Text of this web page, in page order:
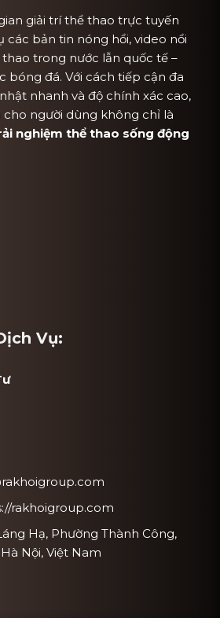
giải trí thể thao trực tuyến
các bản tin nóng hổi, video nổi
trong nước lẫn quốc tế –
bóng đá. Với cách tiếp cận đa
nhanh và độ chính xác cao,
cho người dùng không chỉ là
nghiệm thể thao sống động
Vụ:
rakhoigroup.com
Hạ, Phường Thành Công,
Nội, Việt Nam